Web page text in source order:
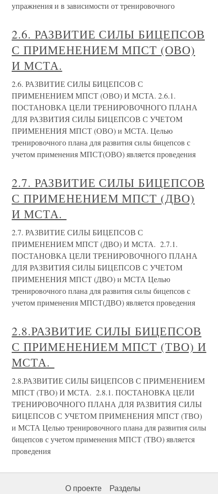
упражнения и в зависимости от тренировочного
2.6. РАЗВИТИЕ СИЛЫ БИЦЕПСОВ
С ПРИМЕНЕНИЕМ МПСТ (ОВО)
И МСТА.
2.6. РАЗВИТИЕ СИЛЫ БИЦЕПСОВ С
ПРИМЕНЕНИЕМ МПСТ (ОВО) И МСТА. 2.6.1.
ПОСТАНОВКА ЦЕЛИ ТРЕНИРОВОЧНОГО ПЛАНА
ДЛЯ РАЗВИТИЯ СИЛЫ БИЦЕПСОВ С УЧЕТОМ
ПРИМЕНЕНИЯ МПСТ (ОВО) и МСТА. Целью
тренировочного плана для развития силы бицепсов с
учетом применения МПСТ(ОВО) является проведения
2.7. РАЗВИТИЕ СИЛЫ БИЦЕПСОВ
С ПРИМЕНЕНИЕМ МПСТ (ДВО)
И МСТА.
2.7. РАЗВИТИЕ СИЛЫ БИЦЕПСОВ С
ПРИМЕНЕНИЕМ МПСТ (ДВО) И МСТА. 2.7.1.
ПОСТАНОВКА ЦЕЛИ ТРЕНИРОВОЧНОГО ПЛАНА
ДЛЯ РАЗВИТИЯ СИЛЫ БИЦЕПСОВ С УЧЕТОМ
ПРИМЕНЕНИЯ МПСТ (ДВО) и МСТА Целью
тренировочного плана для развития силы бицепсов с
учетом применения МПСТ(ДВО) является проведения
2.8.РАЗВИТИЕ СИЛЫ БИЦЕПСОВ
С ПРИМЕНЕНИЕМ МПСТ (ТВО) И
МСТА.
2.8.РАЗВИТИЕ СИЛЫ БИЦЕПСОВ С ПРИМЕНЕНИЕМ
МПСТ (ТВО) И МСТА. 2.8.1. ПОСТАНОВКА ЦЕЛИ
ТРЕНИРОВОЧНОГО ПЛАНА ДЛЯ РАЗВИТИЯ СИЛЫ
БИЦЕПСОВ С УЧЕТОМ ПРИМЕНЕНИЯ МПСТ (ТВО)
и МСТА Целью тренировочного плана для развития силы
бицепсов с учетом применения МПСТ (ТВО) является
проведения
О проекте Разделы